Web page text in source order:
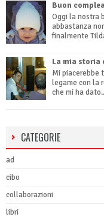
Buon
Oggi la nostra
abbastanza
finalmente
La mia storia
Mi piacerebbe
legame con la
che mi ha
CATEGORIE
ad
cibo
collaborazioni
libri